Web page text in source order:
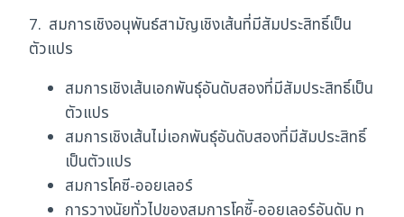
7. สมการเชิงอนุพันธ์สามัญเชิงเส้นที่มีสัมประสิทธิ์เป็น
ตัวแปร
สมการเชิงเส้นเอกพันธุ์อันดับสองที่มีสัมประสิทธิ์เป็น
ตัวแปร
สมการเชิงเส้นไม่เอกพันธุ์อันดับสองที่มีสัมประสิทธิ์
เป็นตัวแปร
สมการโคซี-ออยเลอร์
การวางนัยทั่วไปของสมการโคซีั-ออยเลอร์อันดับ n